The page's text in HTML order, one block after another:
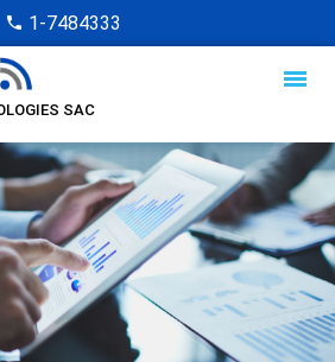
1-7484333
SAC